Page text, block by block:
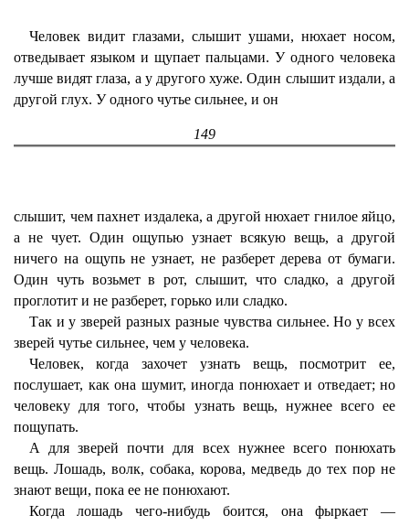
Человек видит глазами, слышит ушами, нюхает носом,
отведывает языком и щупает пальцами. У одного человека
лучше видят глаза, а у другого хуже. Один слышит издали, а
другой глух. У одного чутье сильнее, и он
149
слышит, чем пахнет издалека, а другой нюхает гнилое яйцо,
а не чует. Один ощупью узнает всякую вещь, а другой
ничего на ощупь не узнает, не разберет дерева от бумаги.
Один чуть возьмет в рот, слышит, что сладко, а другой
проглотит и не разберет, горько или сладко.
Так и у зверей разных разные чувства сильнее. Но у всех
зверей чутье сильнее, чем у человека.
Человек, когда захочет узнать вещь, посмотрит ее,
послушает, как она шумит, иногда понюхает и отведает; но
человеку для того, чтобы узнать вещь, нужнее всего ее
пощупать.
А для зверей почти для всех нужнее всего понюхать
вещь. Лошадь, волк, собака, корова, медведь до тех пор не
знают вещи, пока ее не понюхают.
Когда лошадь чего-нибудь боится, она фыркает —